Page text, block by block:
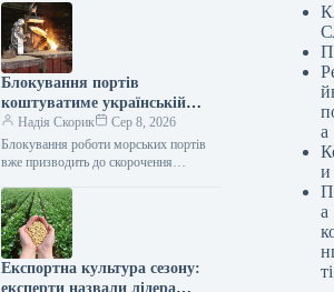
Блокування портів
коштуватиме українській
металургії до $200 млн
щомісяця
Надія Скорик
Сер 8, 2026
Блокування роботи морських портів
вже призводить до скорочення
металургійних підприємствах. Якщо
експорт через порти Великої Одеси
не…
Експортна культура сезону:
експерти назвали лідера
а
и
а
ті